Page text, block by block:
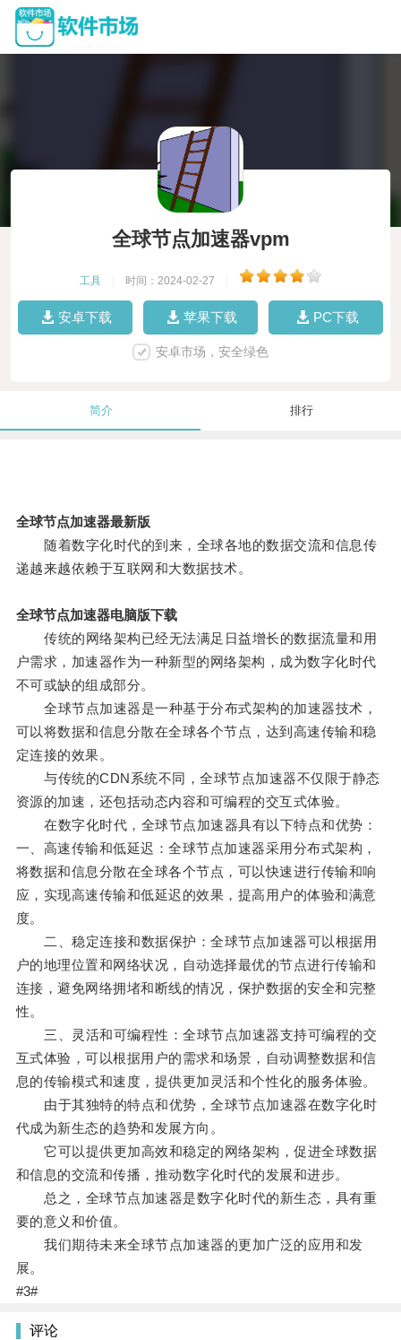
全球节点加速器vpm
工具 时间：2024-02-27
安卓下载 苹果下载 PC下载
安卓市场，安全绿色
简介 排行
全球节点加速器最新版
随着数字化时代的到来，全球各地的数据交流和信息传
递越来越依赖于互联网和大数据技术。
全球节点加速器电脑版下载
传统的网络架构已经无法满足日益增长的数据流量和用
户需求，加速器作为一种新型的网络架构，成为数字化时代
不可或缺的组成部分。
全球节点加速器是一种基于分布式架构的加速器技术，
可以将数据和信息分散在全球各个节点，达到高速传输和稳
定连接的效果。
与传统的CDN系统不同，全球节点加速器不仅限于静态
资源的加速，还包括动态内容和可编程的交互式体验。
在数字化时代，全球节点加速器具有以下特点和优势：
一、高速传输和低延迟：全球节点加速器采用分布式架构，
将数据和信息分散在全球各个节点，可以快速进行传输和响
应，实现高速传输和低延迟的效果，提高用户的体验和满意
度。
二、稳定连接和数据保护：全球节点加速器可以根据用
户的地理位置和网络状况，自动选择最优的节点进行传输和
连接，避免网络拥堵和断线的情况，保护数据的安全和完整
性。
三、灵活和可编程性：全球节点加速器支持可编程的交
互式体验，可以根据用户的需求和场景，自动调整数据和信
息的传输模式和速度，提供更加灵活和个性化的服务体验。
由于其独特的特点和优势，全球节点加速器在数字化时
代成为新生态的趋势和发展方向。
它可以提供更加高效和稳定的网络架构，促进全球数据
和信息的交流和传播，推动数字化时代的发展和进步。
总之，全球节点加速器是数字化时代的新生态，具有重
要的意义和价值。
我们期待未来全球节点加速器的更加广泛的应用和发
展。
#3#
评论